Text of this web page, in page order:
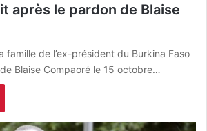
après le pardon de Blaise
famille de l’ex-président du Burkina Faso
Blaise Compaoré le 15 octobre…